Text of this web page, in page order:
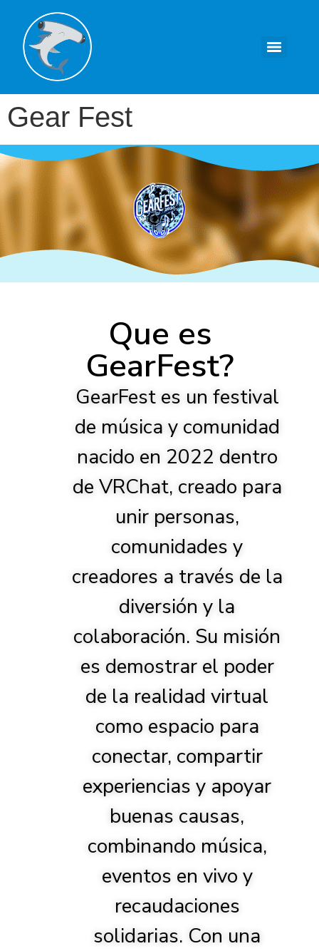
Gear Fest
Que es
GearFest?
GearFest es un festival
de música y comunidad
nacido en 2022 dentro
de VRChat, creado para
unir personas,
comunidades y
creadores a través de la
diversión y la
colaboración. Su misión
es demostrar el poder
de la realidad virtual
como espacio para
conectar, compartir
experiencias y apoyar
buenas causas,
combinando música,
eventos en vivo y
recaudaciones
solidarias. Con una